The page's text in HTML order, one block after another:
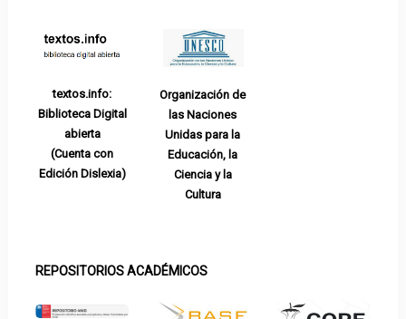
textos.info:
Biblioteca Digital
abierta
(Cuenta con
Edición Dislexia)
Organización de
las Naciones
Unidas para la
Educación, la
Ciencia y la
Cultura
REPOSITORIOS ACADÉMICOS